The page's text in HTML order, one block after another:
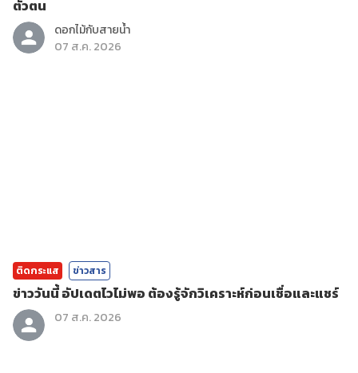
ตัวตน
ดอกไม้กับสายน้ำ
07 ส.ค. 2026
ติดกระแส ข่าวสาร
ข่าววันนี้ อัปเดตไวไม่พอ ต้องรู้จักวิเคราะห์ก่อนเชื่อและแชร์
07 ส.ค. 2026